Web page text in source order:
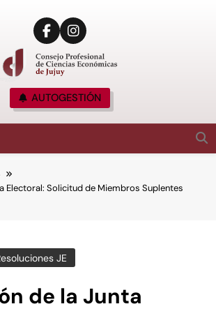
CPCE JUJUY
Consejo Profesional De Ciencias Económicas
De Jujuy, Argentina
AUTOGESTIÓN
Electoral: Solicitud de Miembros Suplentes
JE
de la Junta